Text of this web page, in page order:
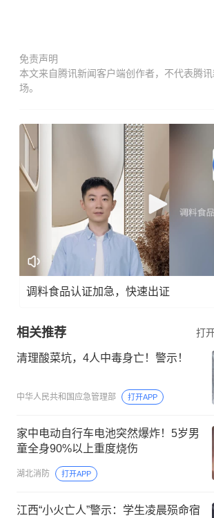
免责声明
本文来自腾讯新闻客户端创作者，不代表腾
场。
调料食品认证加急，快速出证
相关推荐 打
清理酸菜坑，4人中毒身亡！警示！
中华人民共和国应急管理部 打开APP
家中电动自行车电池突然爆炸！5岁男
童全身90%以上重度烧伤
湖北消防 打开APP
江西“小火亡人”警示：学生凌晨殒命宿